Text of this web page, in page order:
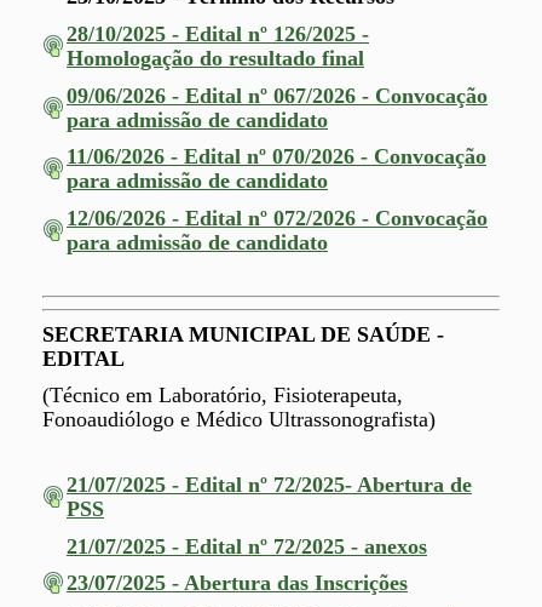
28/10/2025 - Edital nº 126/2025 -
Homologação do resultado final
09/06/2026 - Edital nº 067/2026 - Convocação
para admissão de candidato
11/06/2026 - Edital nº 070/2026 - Convocação
para admissão de candidato
12/06/2026 - Edital nº 072/2026 - Convocação
para admissão de candidato
SECRETARIA MUNICIPAL DE SAÚDE -
EDITAL
(Técnico em Laboratório, Fisioterapeuta,
Fonoaudiólogo e Médico Ultrassonografista)
21/07/2025 - Edital nº 72/2025- Abertura de
PSS
21/07/2025 - Edital nº 72/2025 - anexos
23/07/2025 - Abertura das Inscrições